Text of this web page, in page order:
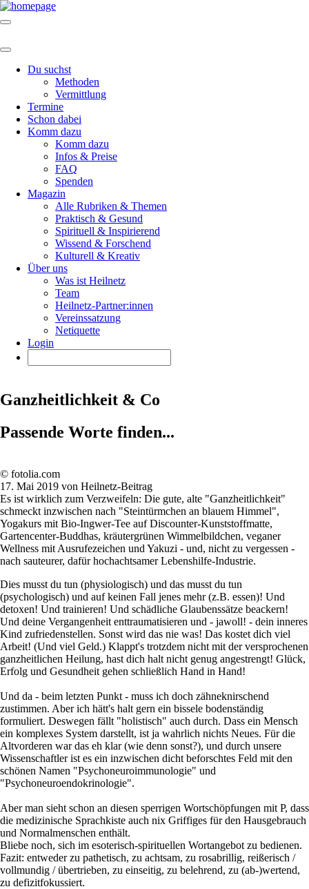
Du suchst
Methoden
Vermittlung
Termine
Schon dabei
Komm dazu
Komm dazu
Infos & Preise
FAQ
Spenden
Magazin
Alle Rubriken & Themen
Praktisch & Gesund
Spirituell & Inspirierend
Wissend & Forschend
Kulturell & Kreativ
Über uns
Was ist Heilnetz
Team
Heilnetz-Partner:innen
Vereinssatzung
Netiquette
Login
Ganzheitlichkeit & Co
Passende Worte finden...
© fotolia.com
17. Mai 2019 von Heilnetz-Beitrag
Es ist wirklich zum Verzweifeln: Die gute, alte "Ganzheitlichkeit"
schmeckt inzwischen nach "Steintürmchen an blauem Himmel",
Yogakurs mit Bio-Ingwer-Tee auf Discounter-Kunststoffmatte,
Gartencenter-Buddhas, kräutergrünen Wimmelbildchen, veganer
Wellness mit Ausrufezeichen und Yakuzi - und, nicht zu vergessen -
nach sauteurer, dafür hochachtsamer Lebenshilfe-Industrie.
Dies musst du tun (physiologisch) und das musst du tun
(psychologisch) und auf keinen Fall jenes mehr (z.B. essen)! Und
detoxen! Und trainieren! Und schädliche Glaubenssätze beackern!
Und deine Vergangenheit enttraumatisieren und - jawoll! - dein inneres
Kind zufriedenstellen. Sonst wird das nie was! Das kostet dich viel
Arbeit! (Und viel Geld.) Klappt's trotzdem nicht mit der versprochenen
ganzheitlichen Heilung, hast dich halt nicht genug angestrengt! Glück,
Erfolg und Gesundheit gehen schließlich Hand in Hand!
Und da - beim letzten Punkt - muss ich doch zähneknirschend
zustimmen. Aber ich hätt's halt gern ein bissele bodenständig
formuliert. Deswegen fällt "holistisch" auch durch. Dass ein Mensch
ein komplexes System darstellt, ist ja wahrlich nichts Neues. Für die
Altvorderen war das eh klar (wie denn sonst?), und durch unsere
Wissenschaftler ist es ein inzwischen dicht beforschtes Feld mit den
schönen Namen "Psychoneuroimmunologie" und
"Psychoneuroendokrinologie".
Aber man sieht schon an diesen sperrigen Wortschöpfungen mit P, dass
die medizinische Sprachkiste auch nix Griffiges für den Hausgebrauch
und Normalmenschen enthält.
Bliebe noch, sich im esoterisch-spirituellen Wortangebot zu bedienen.
Fazit: entweder zu pathetisch, zu achtsam, zu rosabrillig, reißerisch /
vollmundig / übertrieben, zu einseitig, zu belehrend, zu (ab-)wertend,
zu defizitfokussiert.